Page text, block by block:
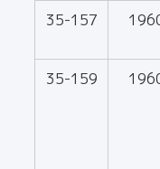
35-157
35-159